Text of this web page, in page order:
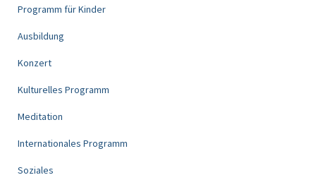
Programm für Kinder
Ausbildung
Konzert
Kulturelles Programm
Meditation
Internationales Programm
Soziales